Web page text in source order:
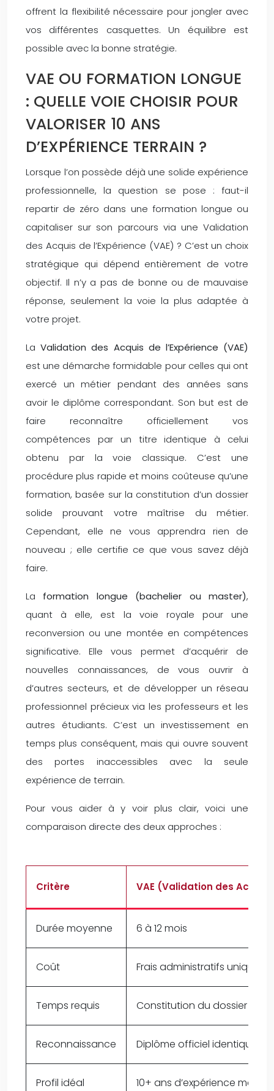
offrent la flexibilité nécessaire pour jongler avec
vos différentes casquettes. Un équilibre est
possible avec la bonne stratégie.
VAE OU FORMATION LONGUE
: QUELLE VOIE CHOISIR POUR
VALORISER 10 ANS
D’EXPÉRIENCE TERRAIN ?
Lorsque l’on possède déjà une solide expérience
professionnelle, la question se pose : faut-il
repartir de zéro dans une formation longue ou
capitaliser sur son parcours via une Validation
des Acquis de l’Expérience (VAE) ? C’est un choix
stratégique qui dépend entièrement de votre
objectif. Il n’y a pas de bonne ou de mauvaise
réponse, seulement la voie la plus adaptée à
votre projet.
LaValidation des Acquis de l’Expérience (VAE)
est une démarche formidable pour celles qui ont
exercé un métier pendant des années sans
avoir le diplôme correspondant. Son but est de
faire reconnaître officiellement vos
compétences par un titre identique à celui
obtenu par la voie classique. C’est une
procédure plus rapide et moins coûteuse qu’une
formation, basée sur la constitution d’un dossier
solide prouvant votre maîtrise du métier.
Cependant, elle ne vous apprendra rien de
nouveau ; elle certifie ce que vous savez déjà
faire.
La formation longue (bachelier ou master),
quant à elle, est la voie royale pour une
reconversion ou une montée en compétences
significative. Elle vous permet d’acquérir de
nouvelles connaissances, de vous ouvrir à
d’autres secteurs, et de développer un réseau
professionnel précieux via les professeurs et les
autres étudiants. C’est un investissement en
temps plus conséquent, mais qui ouvre souvent
des portes inaccessibles avec la seule
expérience de terrain.
Pour vous aider à y voir plus clair, voici une
comparaison directe des deux approches :
Critère VAE (Validation des Acquis)
Durée moyenne 6 à 12 mois
Coût Frais administratifs
Temps requis Constitution du dossier +
Reconnaissance Diplôme officiel identique
Profil idéal 10+ ans d’expérience métier